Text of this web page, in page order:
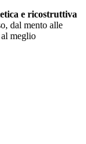
e ricostruttiva
dal mento alle
meglio